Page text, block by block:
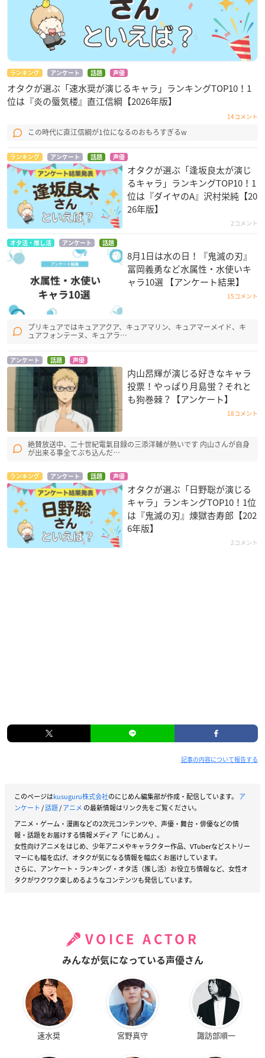
ランキング アンケート 話題 声優
オタクが選ぶ「速水奨が演じるキャラ」ランキングTOP10！1
位は『炎の蜃気楼』直江信綱【2026年版】
14コメント
この時代に直江信綱が1位になるのおもろすぎるw
ランキング アンケート 話題 声優
オタクが選ぶ「逢坂良太が演じ
るキャラ」ランキングTOP10！1
位は『ダイヤのA』沢村栄純【20
26年版】
2コメント
オタ活・推し活 アンケート 話題
8月1日は水の日！『鬼滅の刃』
冨岡義勇など水属性・水使いキ
ャラ10選 【アンケート結果】
15コメント
プリキュアではキュアアクア、キュアマリン、キュアマーメイド、キ
ュアフォンテーヌ、キュアラ…
アンケート 話題 声優
内山昂輝が演じる好きなキャラ
投票！やっぱり月島蛍？それと
も狗巻棘？【アンケート】
18コメント
絶賛放送中、二十世紀電氣目録の三添洋輔が熱いです 内山さんが自身
が出来る事全てぶち込んだ…
ランキング アンケート 話題 声優
オタクが選ぶ「日野聡が演じる
キャラ」ランキングTOP10！1位
は『鬼滅の刃』煉󠄁獄杏寿郎【202
6年版】
2コメント
記事の内容について報告する
このページはkusuguru株式会社のにじめん編集部が作成・配信しています。 ア
ンケート /話題/アニメ の最新情報はリンク先をご覧ください。
アニメ・ゲーム・漫画などの2次元コンテンツや、声優・舞台・俳優などの情
報・話題をお届けする情報メディア「にじめん」。
女性向けアニメをはじめ、少年アニメやキャラクター作品、VTuberなどストリー
マーにも幅を広げ、オタクが気になる情報を幅広くお届けしています。
さらに、アンケート・ランキング・オタ活（推し活）お役立ち情報など、女性オ
タクがワクワク楽しめるようなコンテンツも発信しています。
VOICE ACTOR
みんなが気になっている声優さん
速水奨 宮野真守 諏訪部順一